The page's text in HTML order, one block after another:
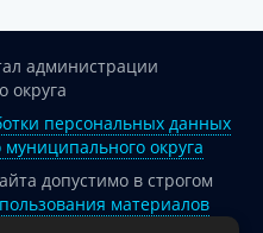
администрации
округа
персональных данных
округа
допустимо в строгом
материалов